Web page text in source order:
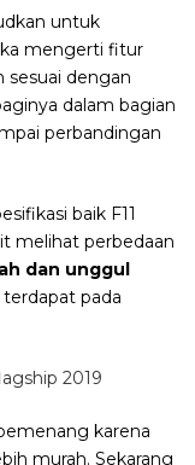
untuk
mengerti fitur
sesuai dengan
dalam bagian
perbandingan
baik F11
melihat perbedaan
dan unggul
terdapat pada
2019
karena
murah. Sekarang